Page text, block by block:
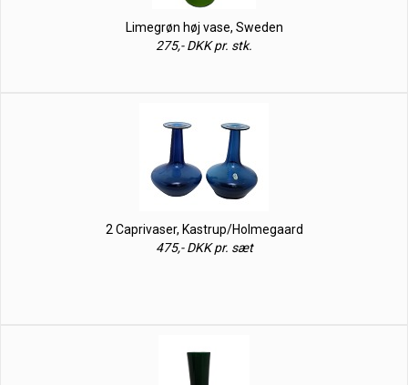
Limegrøn høj vase, Sweden
275,- DKK pr. stk.
2 Caprivaser, Kastrup/Holmegaard
475,- DKK pr. sæt